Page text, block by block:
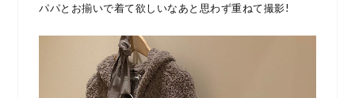
パパとお揃いで着て欲しいなあと思わず重ねて撮影!